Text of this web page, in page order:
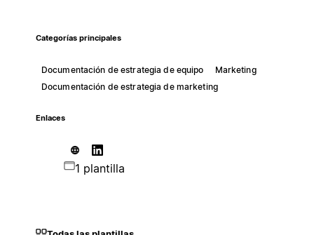
Categorías principales
Documentación de estrategia de equipo
Marketing
Documentación de estrategia de marketing
Enlaces
1 plantilla